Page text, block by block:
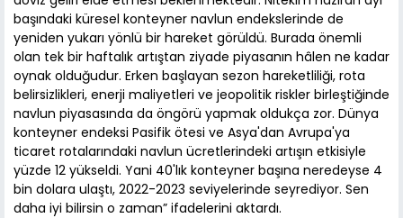
başındaki küresel konteyner navlun endekslerinde de
yeniden yukarı yönlü bir hareket görüldü. Burada önemli
olan tek bir haftalık artıştan ziyade piyasanın hâlen ne kadar
oynak olduğudur. Erken başlayan sezon hareketliliği, rota
belirsizlikleri, enerji maliyetleri ve jeopolitik riskler birleştiğinde
navlun piyasasında da öngörü yapmak oldukça zor. Dünya
konteyner endeksi Pasifik ötesi ve Asya'dan Avrupa'ya
ticaret rotalarındaki navlun ücretlerindeki artışın etkisiyle
yüzde 12 yükseldi. Yani 40'lık konteyner başına neredeyse 4
bin dolara ulaştı, 2022-2023 seviyelerinde seyrediyor. Sen
daha iyi bilirsin o zaman” ifadelerini aktardı.